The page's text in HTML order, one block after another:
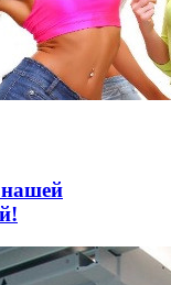
нашей